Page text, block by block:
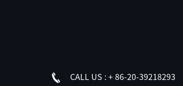
CALL US :+ 86-20-39218293